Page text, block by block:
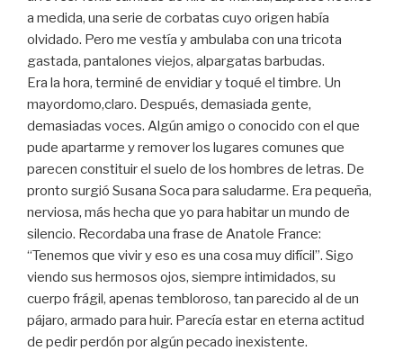
a medida, una serie de corbatas cuyo origen había
olvidado. Pero me vestía y ambulaba con una tricota
gastada, pantalones viejos, alpargatas barbudas.
Era la hora, terminé de envidiar y toqué el timbre. Un
mayordomo,claro. Después, demasiada gente,
demasiadas voces. Algún amigo o conocido con el que
pude apartarme y remover los lugares comunes que
parecen constituir el suelo de los hombres de letras. De
pronto surgió Susana Soca para saludarme. Era pequeña,
nerviosa, más hecha que yo para habitar un mundo de
silencio. Recordaba una frase de Anatole France:
“Tenemos que vivir y eso es una cosa muy difícil”. Sigo
viendo sus hermosos ojos, siempre intimidados, su
cuerpo frágil, apenas tembloroso, tan parecido al de un
pájaro, armado para huir. Parecía estar en eterna actitud
de pedir perdón por algún pecado inexistente.